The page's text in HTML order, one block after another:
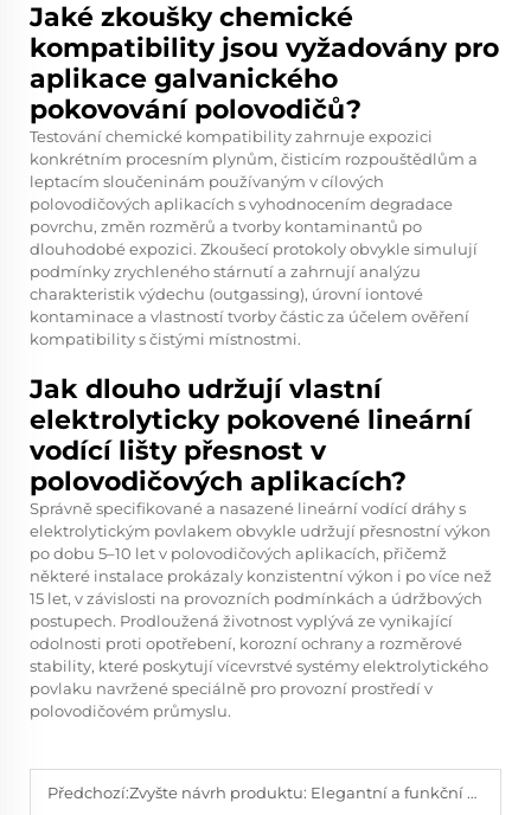
Jaké zkoušky chemické
kompatibility jsou vyžadovány pro
aplikace galvanického
pokovování polovodičů?
Testování chemické kompatibility zahrnuje expozici
konkrétním procesním plynům, čisticím rozpouštědlům a
leptacím sloučeninám používaným v cílových
polovodičových aplikacích s vyhodnocením degradace
povrchu, změn rozměrů a tvorby kontaminantů po
dlouhodobé expozici. Zkoušecí protokoly obvykle simulují
podmínky zrychleného stárnutí a zahrnují analýzu
charakteristik výdechu (outgassing), úrovní iontové
kontaminace a vlastností tvorby částic za účelem ověření
kompatibility s čistými místnostmi.
Jak dlouho udržují vlastní
elektrolyticky pokovené lineární
vodící lišty přesnost v
polovodičových aplikacích?
Správně specifikované a nasazené lineární vodící dráhy s
elektrolytickým povlakem obvykle udržují přesnostní výkon
po dobu 5–10 let v polovodičových aplikacích, přičemž
některé instalace prokázaly konzistentní výkon i po více než
15 let, v závislosti na provozních podmínkách a údržbových
postupech. Prodloužená životnost vyplývá ze vynikající
odolnosti proti opotřebení, korozní ochrany a rozměrové
stability, které poskytují vícevrstvé systémy elektrolytického
povlaku navržené speciálně pro provozní prostředí v
polovodičovém průmyslu.
Předchozí:Zvyšte návrh produktu: Elegantní a funkční vlastní posuvné lišty s černou oxidovou úpravou.